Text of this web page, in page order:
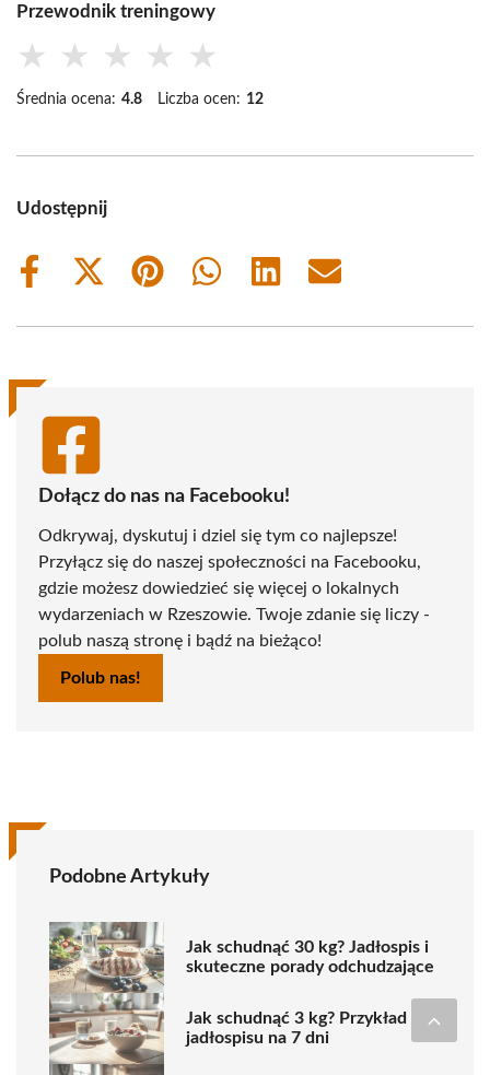
Przewodnik treningowy
★ ★ ★ ★ ★
Średnia ocena: 4.8 Liczba ocen: 12
Udostępnij
Share
Share
(Twitter)
Share
Share
Share
Share
Dołącz do nas na Facebooku!
Odkrywaj, dyskutuj i dziel się tym co najlepsze!
Przyłącz się do naszej społeczności na Facebooku,
gdzie możesz dowiedzieć się więcej o lokalnych
wydarzeniach w Rzeszowie. Twoje zdanie się liczy -
polub naszą stronę i bądź na bieżąco!
Polub nas!
Podobne Artykuły
Jak schudnąć 30 kg? Jadłospis i
skuteczne porady odchudzające
Jak schudnąć 3 kg? Przykład
jadłospisu na 7 dni